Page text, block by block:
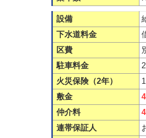
設備
下水道料金
区費
駐車料金
火災保険（2年）
敷金
仲介料
連帯保証人